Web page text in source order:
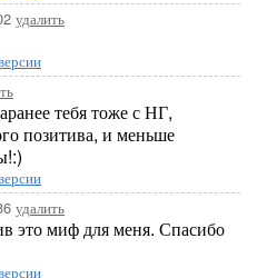
удалить
тебя тоже с НГ,
позитива, и меньше
удалить
это миф для меня. Спасибо